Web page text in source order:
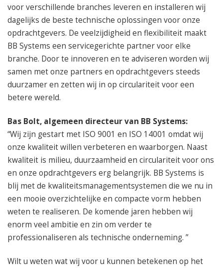
voor verschillende branches leveren en installeren wij
dagelijks de beste technische oplossingen voor onze
opdrachtgevers. De veelzijdigheid en flexibiliteit maakt
BB Systems een servicegerichte partner voor elke
branche. Door te innoveren en te adviseren worden wij
samen met onze partners en opdrachtgevers steeds
duurzamer en zetten wij in op circulariteit voor een
betere wereld.
Bas Bolt, algemeen directeur van BB Systems:
“Wij zijn gestart met ISO 9001 en ISO 14001 omdat wij
onze kwaliteit willen verbeteren en waarborgen. Naast
kwaliteit is milieu, duurzaamheid en circulariteit voor ons
en onze opdrachtgevers erg belangrijk. BB Systems is
blij met de kwaliteitsmanagementsystemen die we nu in
een mooie overzichtelijke en compacte vorm hebben
weten te realiseren. De komende jaren hebben wij
enorm veel ambitie en zin om verder te
professionaliseren als technische onderneming. ”
Wilt u weten wat wij voor u kunnen betekenen op het